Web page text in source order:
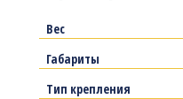
Вес
Габариты
Тип крепления